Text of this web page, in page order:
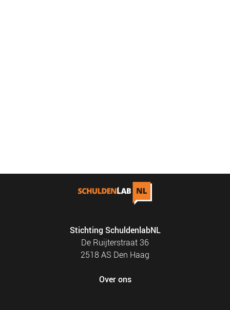
Stichting SchuldenlabNL
De Ruijterstraat 36
2518 AS Den Haag
Over ons